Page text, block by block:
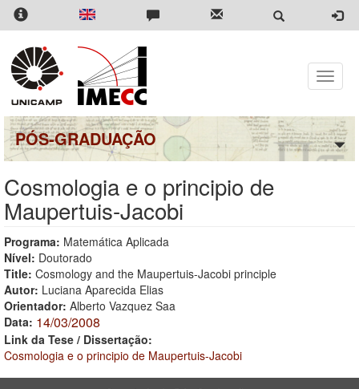
Pular
para
conteúdo
principal
Toggle
PÓS-GRADUAÇÃO
Cosmologia e o principio de
Maupertuis-Jacobi
Programa: Matemática Aplicada
Nível: Doutorado
Title: Cosmology and the Maupertuis-Jacobi principle
Autor: Luciana Aparecida Elias
Orientador: Alberto Vazquez Saa
Data: 14/03/2008
Link da Tese / Dissertação:
Cosmologia e o principio de Maupertuis-Jacobi